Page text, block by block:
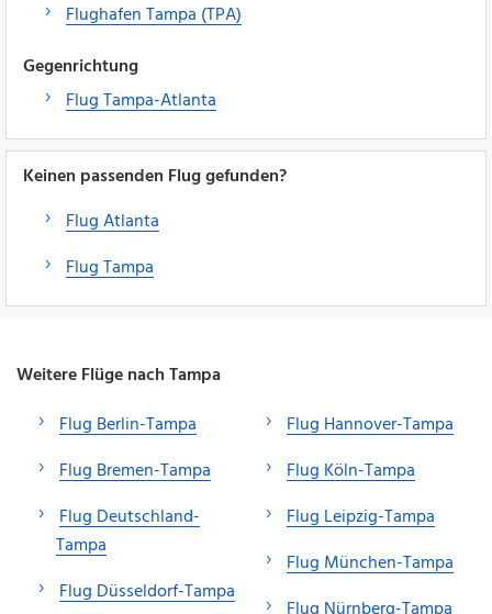
Flughafen Tampa (TPA)
Gegenrichtung
Flug Tampa-Atlanta
Keinen passenden Flug gefunden?
Flug Atlanta
Flug Tampa
Weitere Flüge nach Tampa
Flug Berlin-Tampa
Flug Bremen-Tampa
Flug Deutschland-
Tampa
Flug Düsseldorf-Tampa
Flug Hannover-Tampa
Flug Köln-Tampa
Flug Leipzig-Tampa
Flug München-Tampa